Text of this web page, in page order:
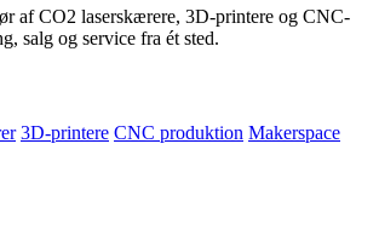
af CO2 laserskærere, 3D-printere og CNC-
salg og service fra ét sted.
3D-printere CNC produktion Makerspace